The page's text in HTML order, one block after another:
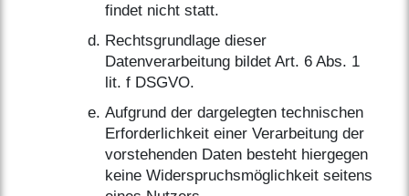
findet nicht statt.
Rechtsgrundlage dieser
Datenverarbeitung bildet Art. 6 Abs. 1
lit. f DSGVO.
Aufgrund der dargelegten technischen
Erforderlichkeit einer Verarbeitung der
vorstehenden Daten besteht hiergegen
keine Widerspruchsmöglichkeit seitens